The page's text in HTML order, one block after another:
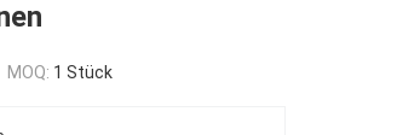
MOQ: 1 Stück